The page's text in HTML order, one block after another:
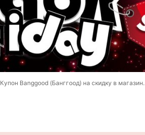
Banggood (Банггоод) на скидку в магазин.